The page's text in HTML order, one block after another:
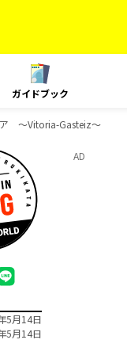
ガイドブック
～Vitoria-Gasteiz～
5月14日
5月14日
AD